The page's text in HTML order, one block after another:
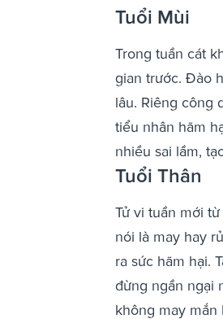
Tuổi Mùi
Trong tuần cát
gian trước. Đào
lâu. Riêng công
tiểu nhân hãm
nhiều sai lầm,
Tuổi Thân
Tử vi tuần mới
nói là may hay
ra sức hãm hại.
đừng ngần ngại
không may mắn